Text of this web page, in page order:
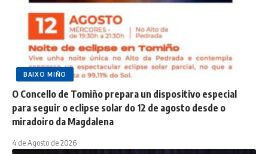
BAIXO MIÑO
O Concello de Tomiño prepara un dispositivo especial
para seguir o eclipse solar do 12 de agosto desde o
miradoiro da Magdalena
4 de Agosto de 2026